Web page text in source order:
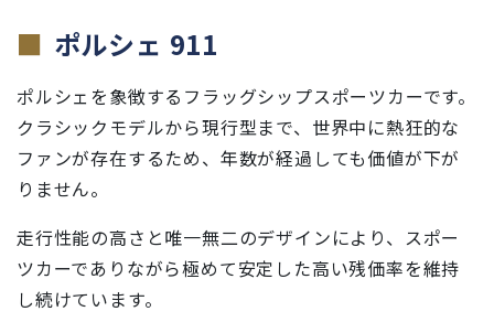
ポルシェ 911
ポルシェを象徴するフラッグシップスポーツカーです。
クラシックモデルから現行型まで、世界中に熱狂的な
ファンが存在するため、年数が経過しても価値が下が
りません。
走行性能の高さと唯一無二のデザインにより、スポー
ツカーでありながら極めて安定した高い残価率を維持
し続けています。